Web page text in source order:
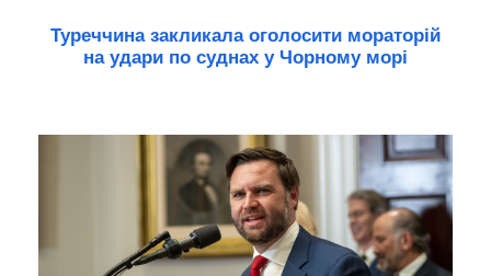
Туреччина закликала оголосити мораторій
на удари по суднах у Чорному морі